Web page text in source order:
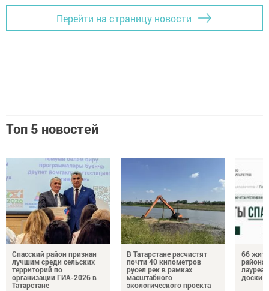
Перейти на страницу новости
Топ 5 новостей
Спасский район признан
лучшим среди сельских
территорий по
организации ГИА-2026 в
Татарстане
В Татарстане расчистят
почти 40 километров
русел рек в рамках
масштабного
экологического проекта
66
района
доски